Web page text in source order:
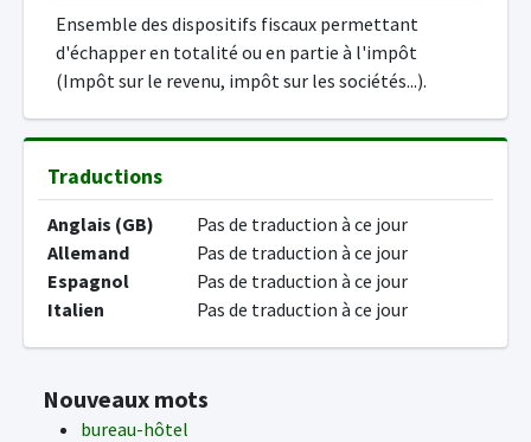
Ensemble des dispositifs fiscaux permettant
d'échapper en totalité ou en partie à l'impôt
(Impôt sur le revenu, impôt sur les sociétés...).
Traductions
Anglais (GB)
Pas de traduction à ce jour
Allemand
Pas de traduction à ce jour
Espagnol
Pas de traduction à ce jour
Italien
Pas de traduction à ce jour
Nouveaux mots
bureau-hôtel